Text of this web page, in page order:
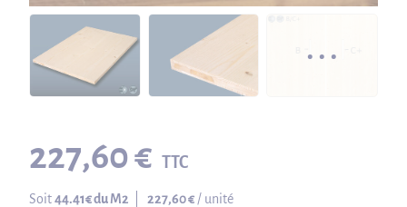
227,60 € TTC
Soit44.41€ du M2 227,60 € / unité